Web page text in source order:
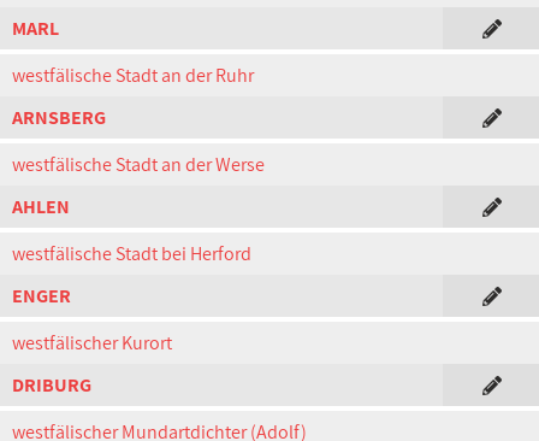
MARL
westfälische Stadt an der Ruhr
ARNSBERG
westfälische Stadt an der Werse
AHLEN
westfälische Stadt bei Herford
ENGER
westfälischer Kurort
DRIBURG
westfälischer Mundartdichter (Adolf)